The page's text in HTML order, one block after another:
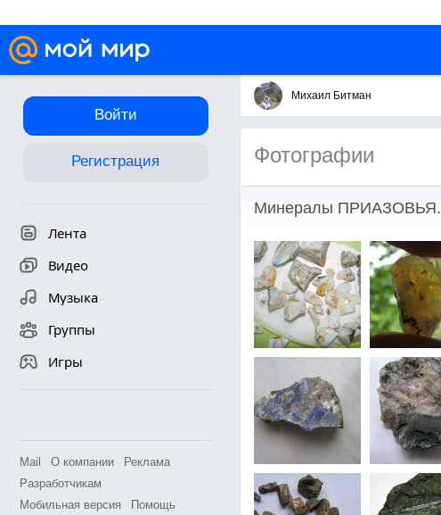
Войти
Регистрация
Лента
Видео
Музыка
Группы
Игры
Mail О компании
Реклама
Разработчикам
Мобильная версия
Помощь
Михаил Битман
Фотографии
Минералы ПРИАЗОВЬЯ.